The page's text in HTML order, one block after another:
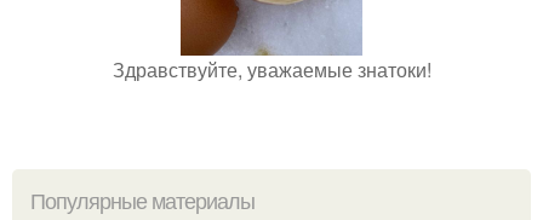
Здравствуйте, уважаемые знатоки!
Популярные материалы